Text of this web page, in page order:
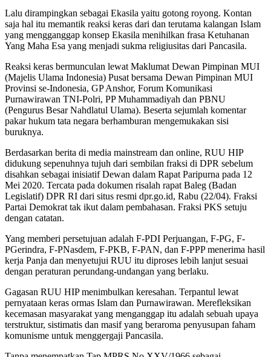
Lalu dirampingkan sebagai Ekasila yaitu gotong royong. Kontan
saja hal itu memantik reaksi keras dari dan terutama kalangan Islam
yang mengganggap konsep Ekasila menihilkan frasa Ketuhanan
Yang Maha Esa yang menjadi sukma religiusitas dari Pancasila.
Reaksi keras bermunculan lewat Maklumat Dewan Pimpinan MUI
(Majelis Ulama Indonesia) Pusat bersama Dewan Pimpinan MUI
Provinsi se-Indonesia, GP Anshor, Forum Komunikasi
Purnawirawan TNI-Polri, PP Muhammadiyah dan PBNU
(Pengurus Besar Nahdlatul Ulama). Beserta sejumlah komentar
pakar hukum tata negara berhamburan mengemukakan sisi
buruknya.
Berdasarkan berita di media mainstream dan online, RUU HIP
didukung sepenuhnya tujuh dari sembilan fraksi di DPR sebelum
disahkan sebagai inisiatif Dewan dalam Rapat Paripurna pada 12
Mei 2020. Tercata pada dokumen risalah rapat Baleg (Badan
Legislatif) DPR RI dari situs resmi dpr.go.id, Rabu (22/04). Fraksi
Partai Demokrat tak ikut dalam pembahasan. Fraksi PKS setuju
dengan catatan.
Yang memberi persetujuan adalah F-PDI Perjuangan, F-PG, F-
PGerindra, F-PNasdem, F-PKB, F-PAN, dan F-PPP menerima hasil
kerja Panja dan menyetujui RUU itu diproses lebih lanjut sesuai
dengan peraturan perundang-undangan yang berlaku.
Gagasan RUU HIP menimbulkan keresahan. Terpantul lewat
pernyataan keras ormas Islam dan Purnawirawan. Merefleksikan
kecemasan masyarakat yang menganggap itu adalah sebuah upaya
terstruktur, sistimatis dan masif yang beraroma penyusupan faham
komunisme untuk menggergaji Pancasila.